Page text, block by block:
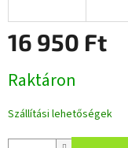
16 950 Ft
Raktáron
Szállítási lehetőségek